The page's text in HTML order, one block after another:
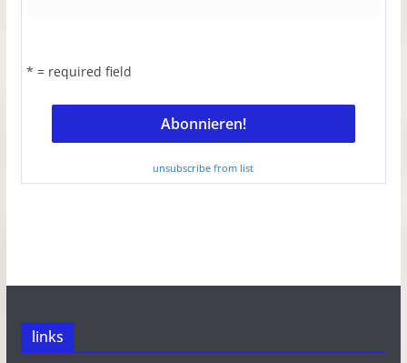
* = required field
unsubscribe from list
links